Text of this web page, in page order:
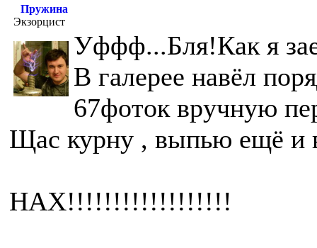
Пружина
Экзорцист
Уффф...Бля!Как я
В галерее навёл
67фоток вручную
Щас курну , выпью ещё и
НАХ!!!!!!!!!!!!!!!!!!